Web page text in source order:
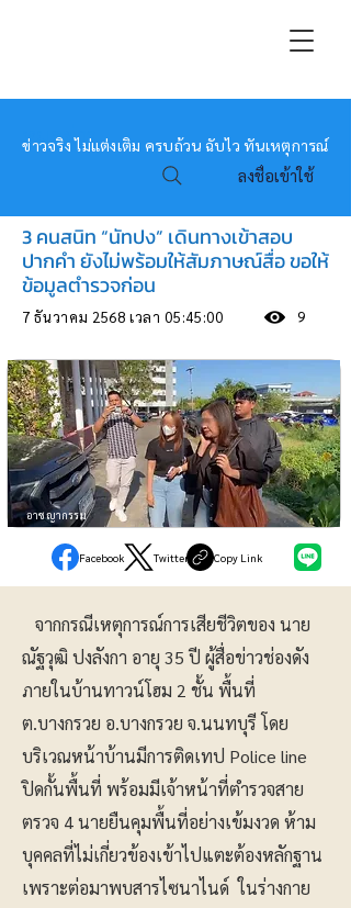
หมอข่าว
ข่าวจริง ไม่แต่งเติม ครบถ้วน ฉับไว ทันเหตุการณ์
ลงชื่อเข้าใช้
3 คนสนิท “นัทปง” เดินทางเข้าสอบ
ปากคำ ยังไม่พร้อมให้สัมภาษณ์สื่อ ขอให้
ข้อมูลตำรวจก่อน
7 ธันวาคม 2568 เวลา 05:45:00 9
อาชญากรรม
Facebook Twitter Copy Link
จากกรณีเหตุการณ์การเสียชีวิตของ นาย
ณัฐวุฒิ ปงลังกา อายุ 35 ปี ผู้สื่อข่าวช่องดัง
ภายในบ้านทาวน์โฮม 2 ชั้น พื้นที่
ต.บางกรวย อ.บางกรวย จ.นนทบุรี โดย
บริเวณหน้าบ้านมีการติดเทป Police line
ปิดกั้นพื้นที่ พร้อมมีเจ้าหน้าที่ตำรวจสาย
ตรวจ 4 นายยืนคุมพื้นที่อย่างเข้มงวด ห้าม
บุคคลที่ไม่เกี่ยวข้องเข้าไปแตะต้องหลักฐาน
เพราะต่อมาพบสารไซนาไนด์ ในร่างกาย